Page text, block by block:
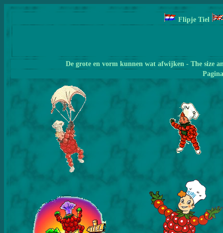
Flipje Tiel
De grote en vorm kunnen wat afwijken - The size